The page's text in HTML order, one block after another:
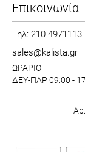
Επικοινωνία
Τηλ: 210 4971113
sales@kalista.gr
ΩΡΑΡΙΟ
ΔΕΥ-ΠΑΡ 09:00 -